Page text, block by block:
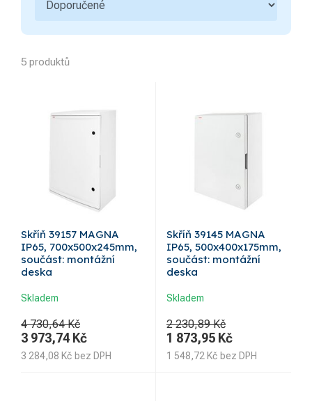
5 produktů
Skříň 39157 MAGNA
IP65, 700x500x245mm,
součást: montážní
deska
Skladem
4 730,64 Kč
3 973,74 Kč
3 284,08 Kč bez DPH
Skříň 39145 MAGNA
IP65, 500x400x175mm,
součást: montážní
deska
Skladem
2 230,89 Kč
1 873,95 Kč
1 548,72 Kč bez DPH